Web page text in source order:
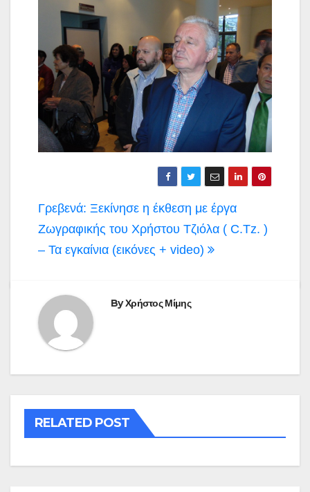
Πλοήγηση
άρθρων
Γρεβενά: Ξεκίνησε η έκθεση με έργα
Ζωγραφικής του Χρήστου Τζιόλα ( C.Tz. )
– Τα εγκαίνια (εικόνες + video)
ByΧρήστος Μίμης
RELATED POST